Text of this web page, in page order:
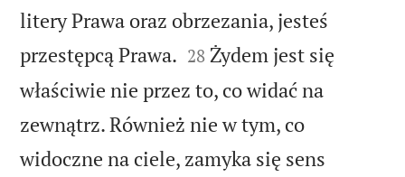
litery Prawa oraz obrzezania, jesteś
przestępcą Prawa. 

28 Żydem jest się
właściwie nie przez to, co widać na
zewnątrz. Również nie w tym, co
widoczne na ciele, zamyka się sens